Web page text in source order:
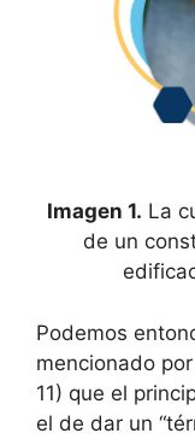
Imagen 1. La
de un
Podemos
mencionado
11) que el
el de dar un